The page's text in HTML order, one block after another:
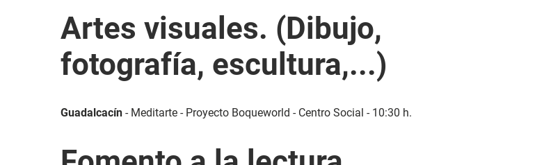
Artes visuales. (Dibujo,
fotografía, escultura,...)
Guadalcacín - Meditarte - Proyecto Boqueworld - Centro Social - 10:30 h.